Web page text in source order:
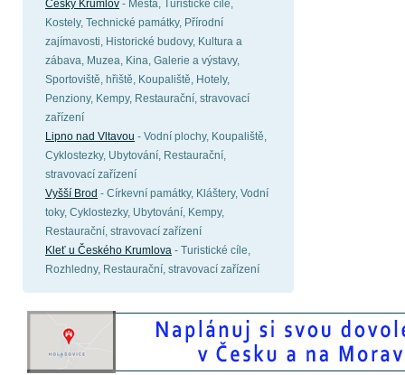
Český Krumlov - Města, Turistické cíle,
Kostely, Technické památky, Přírodní
zajímavosti, Historické budovy, Kultura a
zábava, Muzea, Kina, Galerie a výstavy,
Sportoviště, hřiště, Koupaliště, Hotely,
Penziony, Kempy, Restaurační, stravovací
zařízení
Lipno nad Vltavou - Vodní plochy, Koupaliště,
Cyklostezky, Ubytování, Restaurační,
stravovací zařízení
Vyšší Brod - Církevní památky, Kláštery, Vodní
toky, Cyklostezky, Ubytování, Kempy,
Restaurační, stravovací zařízení
Kleť u Českého Krumlova - Turistické cíle,
Rozhledny, Restaurační, stravovací zařízení